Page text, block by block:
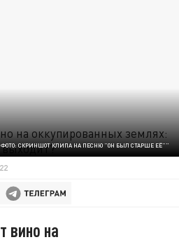
ФОТО: СКРИНШОТ КЛИПА НА ПЕСНЮ "ОН БЫЛ СТАРШЕ ЕЁ""
вино на